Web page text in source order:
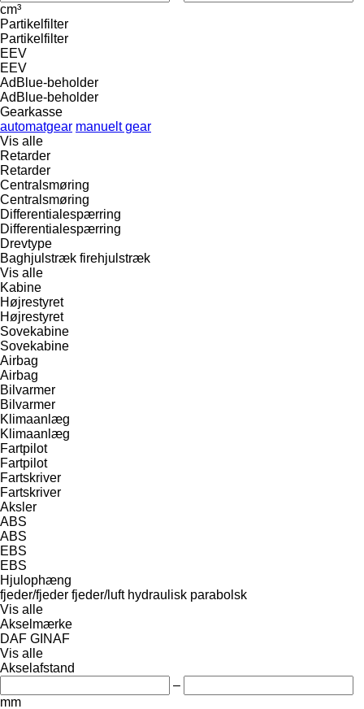
cm³
Partikelfilter
Partikelfilter
EEV
EEV
AdBlue-beholder
AdBlue-beholder
Gearkasse
automatgear manuelt gear
Vis alle
Retarder
Retarder
Centralsmøring
Centralsmøring
Differentialespærring
Differentialespærring
Drevtype
Baghjulstræk firehjulstræk
Vis alle
Kabine
Højrestyret
Højrestyret
Sovekabine
Sovekabine
Airbag
Airbag
Bilvarmer
Bilvarmer
Klimaanlæg
Klimaanlæg
Fartpilot
Fartpilot
Fartskriver
Fartskriver
Aksler
ABS
ABS
EBS
EBS
Hjulophæng
fjeder/fjeder fjeder/luft hydraulisk parabolsk
Vis alle
Akselmærke
DAF GINAF
Vis alle
Akselafstand
–
mm